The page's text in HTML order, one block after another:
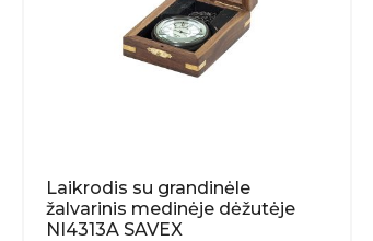
Laikrodis su grandinėle
žalvarinis medinėje dėžutėje
NI4313A SAVEX